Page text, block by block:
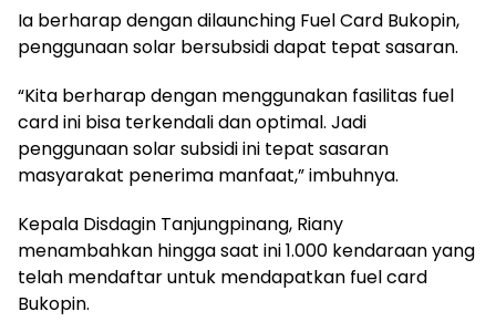
Ia berharap dengan dilaunching Fuel Card Bukopin,
penggunaan solar bersubsidi dapat tepat sasaran.
“Kita berharap dengan menggunakan fasilitas fuel
card ini bisa terkendali dan optimal. Jadi
penggunaan solar subsidi ini tepat sasaran
masyarakat penerima manfaat,” imbuhnya.
Kepala Disdagin Tanjungpinang, Riany
menambahkan hingga saat ini 1.000 kendaraan yang
telah mendaftar untuk mendapatkan fuel card
Bukopin.